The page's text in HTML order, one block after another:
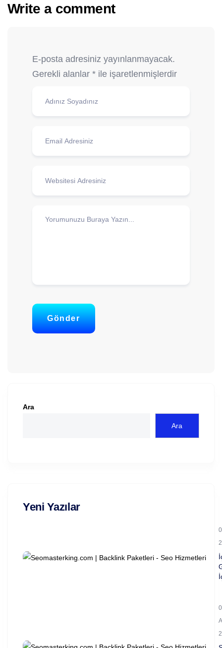
Write a comment
E-posta adresiniz yayınlanmayacak.
Gerekli alanlar * ile işaretlenmişlerdir
Gönder
Ara
Ara
Yeni Yazılar